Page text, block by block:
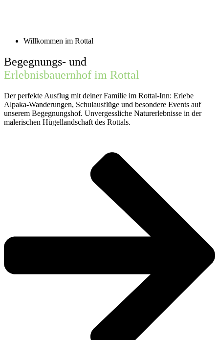
Willkommen im Rottal
Begegnungs- und
Erlebnisbauernhof im Rottal
Der perfekte Ausflug mit deiner Familie im Rottal-Inn: Erlebe
Alpaka-Wanderungen, Schulausflüge und besondere Events auf
unserem Begegnungshof. Unvergessliche Naturerlebnisse in der
malerischen Hügellandschaft des Rottals.